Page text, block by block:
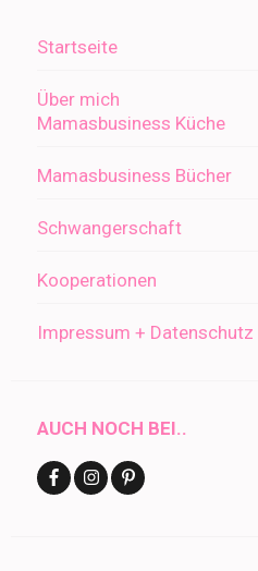
Startseite
Über mich
Mamasbusiness Küche
Mamasbusiness Bücher
Schwangerschaft
Kooperationen
Impressum + Datenschutz
AUCH NOCH BEI..